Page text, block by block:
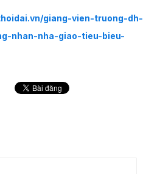
giang-vien-truong-dh-
nhan-nha-giao-tieu-bieu-